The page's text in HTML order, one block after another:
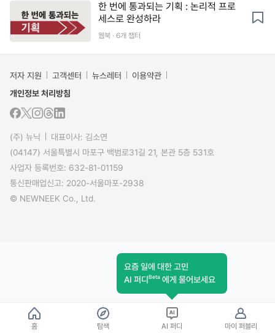
한 번에 통과되는 기획 : 논리적 프로
세스로 완성하라
웹북 · 6개 챕터
저자 지원 고객센터 뉴스레터
이용약관
개인정보 처리방침
(주) 뉴닉
대표이사: 김소연
(04147) 서울특별시 마포구 백범로31길 21, 본관 5층 531호
사업자 등록번호: 632-81-01159
통신판매업신고: 2020-서울마포-2938
© NEWNEEK Co., Ltd.
홈 탐색
요즘 일에 대한 고민
AI 퍼디Beta 에게 물어보세요
AI 퍼디 마이 퍼블리